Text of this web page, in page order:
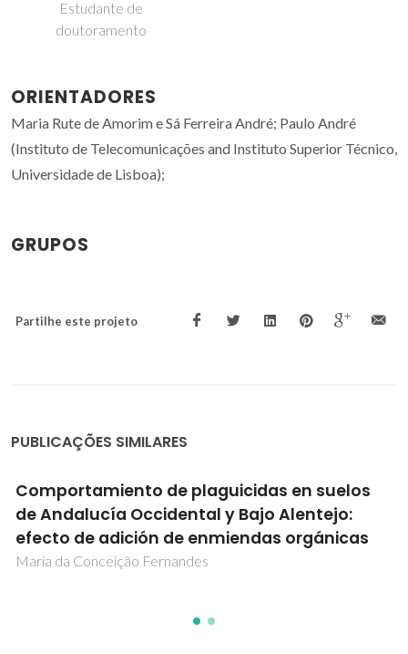
Estudante de
doutoramento
ORIENTADORES
Maria Rute de Amorim e Sá Ferreira André; Paulo André
(Instituto de Telecomunicações and Instituto Superior Técnico,
Universidade de Lisboa);
GRUPOS
Partilhe este projeto
PUBLICAÇÕES SIMILARES
Comportamiento de plaguicidas en suelos
de Andalucía Occidental y Bajo Alentejo:
efecto de adición de enmiendas orgánicas
Maria da Conceição Fernandes